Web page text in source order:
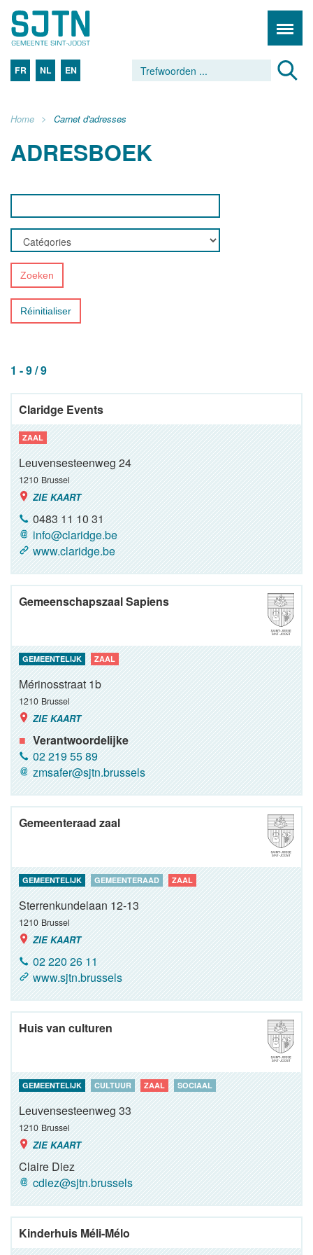
FR NL EN
Home Carnet d'adresses
ADRESBOEK
Zoeken
Réinitialiser
1 - 9 / 9
Claridge Events
ZAAL
Leuvensesteenweg 24
1210 Brussel
ZIE KAART
0483 11 10 31
info@claridge.be
www.claridge.be
Gemeenschapszaal Sapiens
GEMEENTELIJK ZAAL
Mérinosstraat 1b
1210 Brussel
ZIE KAART
Verantwoordelijke
02 219 55 89
zmsafer@sjtn.brussels
Gemeenteraad zaal
GEMEENTELIJK GEMEENTERAAD ZAAL
Sterrenkundelaan 12-13
1210 Brussel
ZIE KAART
02 220 26 11
www.sjtn.brussels
Huis van culturen
GEMEENTELIJK CULTUUR ZAAL SOCIAAL
Leuvensesteenweg 33
1210 Brussel
ZIE KAART
Claire Diez
cdiez@sjtn.brussels
Kinderhuis Méli-Mélo